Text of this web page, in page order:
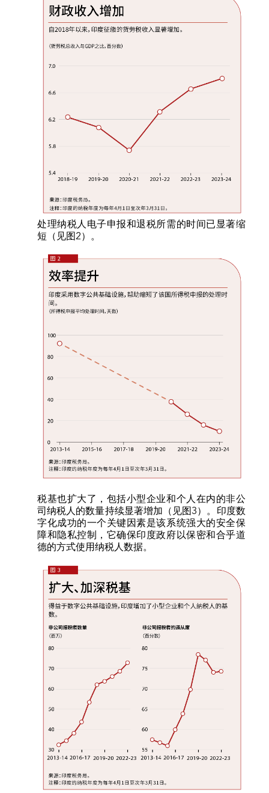
处理纳税人电子申报和退税所需的时间已显著缩
短（见图2）。
税基也扩大了，包括小型企业和个人在内的非公
司纳税人的数量持续显著增加（见图3）。印度数
字化成功的一个关键因素是该系统强大的安全保
障和隐私控制，它确保印度政府以保密和合乎道
德的方式使用纳税人数据。